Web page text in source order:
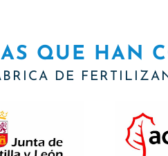
QUE HAN
DE